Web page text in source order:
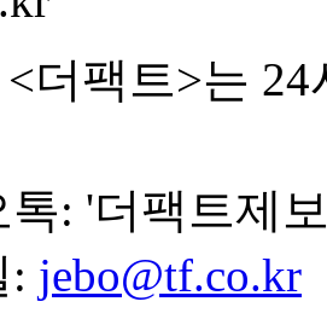
더팩트>는
톡: '더팩트제
: jebo@tf.co.kr